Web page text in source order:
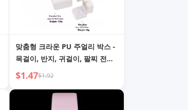
맞춤형 크라운 PU 주얼리 박스 -
목걸이, 반지, 귀걸이, 팔찌 전시
및 포장 케이스
$1.47$1.92